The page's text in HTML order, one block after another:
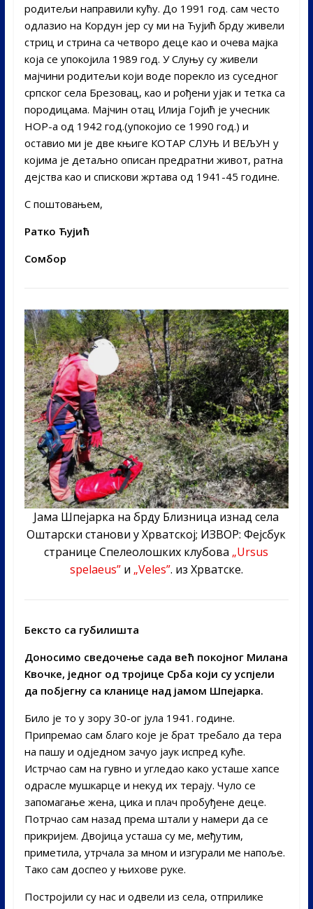
родитељи направили кућу. До 1991 год. сам често
одлазио на Кордун јер су ми на Ћујић брду живели
стриц и стрина са четворо деце као и очева мајка
која се упокојила 1989 год. У Слуњу су живели
мајчини родитељи који воде порекло из суседног
српског села Брезовац, као и рођени ујак и тетка са
породицама. Мајчин отац Илија Гојић је учесник
НОР-а од 1942 год.(упокојио се 1990 год.) и
оставио ми је две књиге КОТАР СЛУЊ И ВЕЉУН у
којима је детаљно описан предратни живот, ратна
дејства као и спискови жртава од 1941-45 године.
С поштовањем,
Ратко Ћујић
Сомбор
Јама Шпејарка на брду Близница изнад села
Оштарски станови у Хрватској; ИЗВОР: Фејсбук
странице Спелеолошких клубова „Ursus
spelaeus”и „Veles”. из Хрватске.
Бексто са губилишта
Доносимо сведочење сада већ покојног Милана
Kвочке, једног од тројице Срба који су успјели
да побјегну са кланице над јамом Шпејарка.
Било је то у зору 30-ог јула 1941. године.
Припремао сам благо које је брат требало да тера
на пашу и одједном зачуо јаук испред куће.
Истрчао сам на гувно и угледао како усташе хапсе
одрасле мушкарце и некуд их терају. Чуло се
запомагање жена, цика и плач пробуђене деце.
Потрчао сам назад према штали у намери да се
прикријем. Двојица усташа су ме, међутим,
приметила, утрчала за мном и изгурали ме напоље.
Тако сам доспео у њихове руке.
Постројили су нас и одвели из села, отприлике